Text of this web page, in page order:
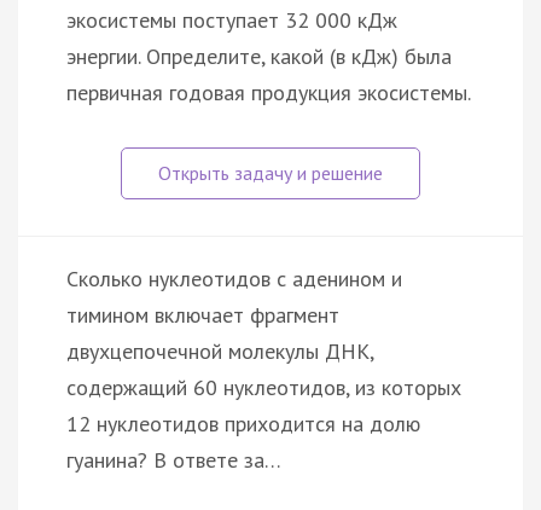
экосистемы поступает 32 000 кДж
энергии. Определите, какой (в кДж) была
первичная годовая продукция экосистемы.
Сколько нуклеотидов с аденином и
тимином включает фрагмент
двухцепочечной молекулы ДНК,
содержащий 60 нуклеотидов, из которых
12 нуклеотидов приходится на долю
гуанина? В ответе за…